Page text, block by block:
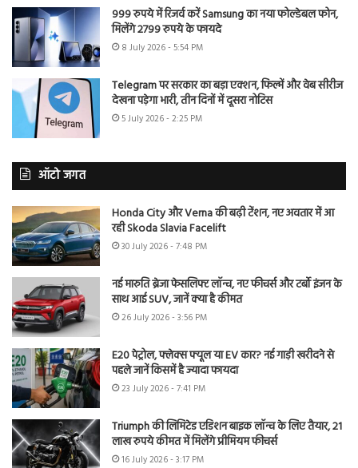
999 रुपये में रिजर्व करें Samsung का नया फोल्डेबल फोन,
मिलेंगे 2799 रुपये के फायदे
8 July 2026 - 5:54 PM
Telegram पर सरकार का बड़ा एक्शन, फिल्में और वेब सीरीज
देखना पड़ेगा भारी, तीन दिनों में दूसरा नोटिस
5 July 2026 - 2:25 PM
ऑटो जगत
Honda City और Verna की बढ़ी टेंशन, नए अवतार में आ
रही Skoda Slavia Facelift
30 July 2026 - 7:48 PM
नई मारुति ब्रेजा फेसलिफ्ट लॉन्च, नए फीचर्स और टर्बो इंजन के
साथ आई SUV, जानें क्या है कीमत
26 July 2026 - 3:56 PM
E20 पेट्रोल, फ्लेक्स फ्यूल या EV कार? नई गाड़ी खरीदने से
पहले जानें किसमें है ज्यादा फायदा
23 July 2026 - 7:41 PM
Triumph की लिमिटेड एडिशन बाइक लॉन्च के लिए तैयार, 21
लाख रुपये कीमत में मिलेंगे प्रीमियम फीचर्स
16 July 2026 - 3:17 PM